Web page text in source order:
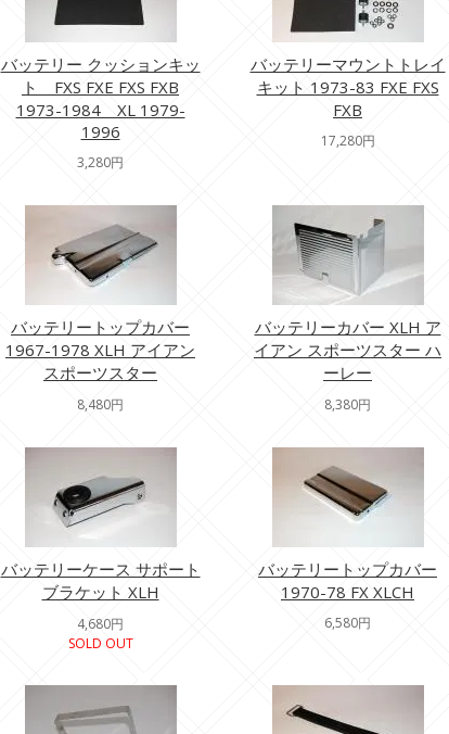
バッテリー クッションキッ
ト FXS FXE FXS FXB
1973-1984 XL 1979-
1996
3,280円
バッテリーマウントトレイ
キット 1973-83 FXE FXS
FXB
17,280円
バッテリートップカバー
1967-1978 XLH アイアン
スポーツスター
8,480円
バッテリーカバー XLH ア
イアン スポーツスター ハ
ーレー
8,380円
バッテリーケース サポート
ブラケット XLH
4,680円
SOLD OUT
バッテリートップカバー
1970-78 FX XLCH
6,580円